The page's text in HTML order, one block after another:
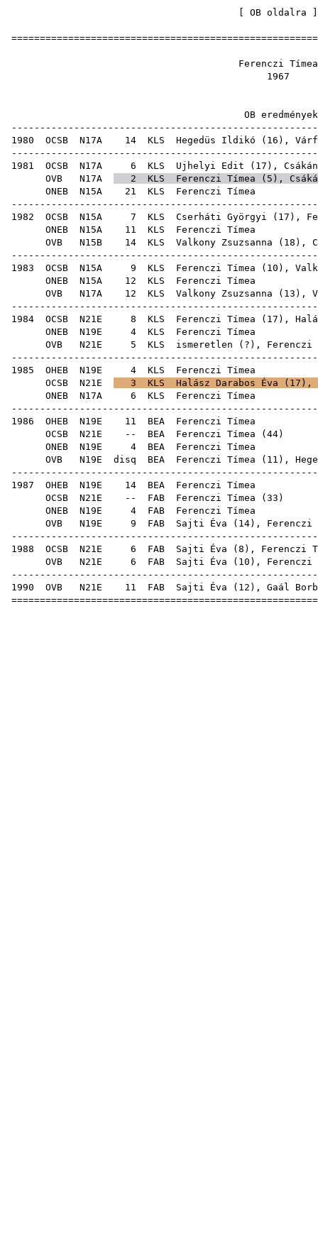
OB oldalra
OB
1980 OCSB N17A 14 KLS Hegedüs Ildikó ( 16 ),
1981 OCSB N17A 6 KLS Ujhelyi Edit ( 17 ),
OVB N17A 2 KLS Ferenczi Tímea ( 5 ),
ONEB N15A 21 KLS
1982 OCSB N15A 7 KLS Cserháti Györgyi ( 17 ),
ONEB N15A 11 KLS
OVB N15B 14 KLS Valkony Zsuzsanna ( 18 ),
1983 OCSB N15A 9 KLS Ferenczi Tímea ( 10 ),
ONEB N15A 12 KLS
OVB N17A 12 KLS Valkony Zsuzsanna ( 13 ),
1984 OCSB N21E 8 KLS Ferenczi Tímea ( 17 ),
ONEB N19E 4 KLS
OVB N21E 5 KLS ismeretlen (?), Ferenczi
1985 OHEB N19E 4 KLS
OCSB N21E 3 KLS Halász Darabos Éva ( 17 ),
ONEB N17A 6 KLS
1986 OHEB N19E 11 BEA
OCSB N21E -- BEA Ferenczi Tímea ( 44
ONEB N19E 4 BEA
OVB N19E disq BEA Ferenczi Tímea ( 11 ),
1987 OHEB N19E 14 BEA
OCSB N21E -- FAB Ferenczi Tímea ( 33
ONEB N19E 4 FAB
OVB N19E 9 FAB Sajti Éva ( 14), Ferenczi
1988 OCSB N21E 6 FAB Sajti Éva ( 8 ), Ferenczi
OVB N21E 6 FAB Sajti Éva ( 10 ), Ferenczi
1990 OVB N21E 11 FAB Sajti Éva ( 12 ), Gaál